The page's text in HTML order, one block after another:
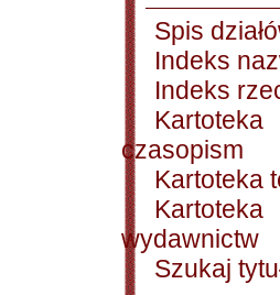
Spis
Indeks
Indeks
Kartoteka
czasopism
Kartoteka
Kartoteka
wydawnictw
Szukaj